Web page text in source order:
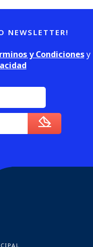
NEWSLETTER!
y Condicionesy